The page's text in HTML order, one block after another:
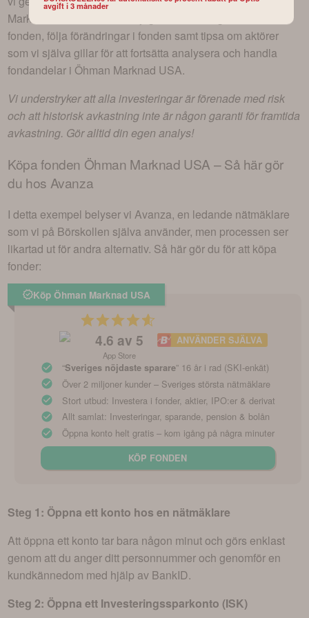
Marknad USA
fonden, följa förändringar i fonden samt tipsa om aktörer
som vi själva gillar för att fortsätta analysera och handla
fondandelar i Öhman Marknad USA.
Vi understryker att alla investeringar är förenade med risk
och att historisk avkastning inte är någon garanti för framtida
avkastning. Gör alltid din egen analys!
Köpa fonden Öhman Marknad USA – Så här gör
du hos Avanza
I detta exempel belyser vi Avanza, en ledande nätmäklare
som vi på Börskollen själva använder, men processen ser
likartad ut för andra alternativ. Så här gör du för att köpa
fonder:
Köp Öhman Marknad USA
4.6 av 5
App Store
ANVÄNDER SJÄLVA
“Sveriges nöjdaste sparare” 16 år i rad (SKI-enkät)
Över 2 miljoner kunder – Sveriges största nätmäklare
Stort utbud: Investera i fonder, aktier, IPO:er & derivat
Allt samlat: Investeringar, sparande, pension & bolån
Öppna konto helt gratis – kom igång på några minuter
KÖP FONDEN
Steg 1: Öppna ett konto hos en nätmäklare
Att öppna ett konto tar bara någon minut och görs enklast
genom att du anger ditt personnummer och genomför en
kundkännedom med hjälp av BankID.
Steg 2: Öppna ett Investeringssparkonto (ISK)
avgift i 3 månader